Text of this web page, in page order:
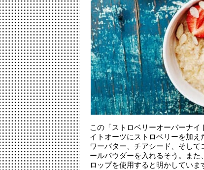
この「ストロベリーオーバーナ
イトオーツにストロベリーを加
ワーバター、チアシード、そし
ールパウダーを入れるそう。ま
ロップを使用すると明かしていま